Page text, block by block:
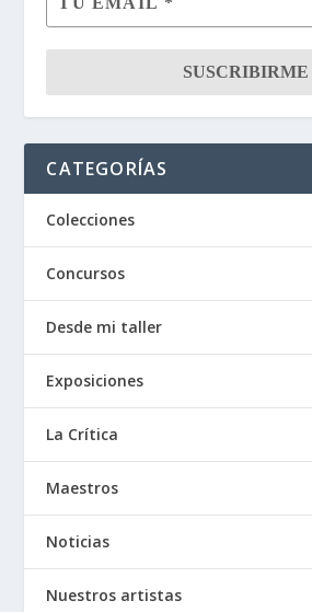
CATEGORÍAS
Colecciones
Concursos
Desde mi taller
Exposiciones
La Crítica
Maestros
Noticias
Nuestros artistas